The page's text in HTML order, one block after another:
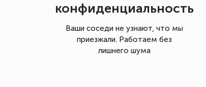
конфиденциальность
Ваши соседи не узнают, что мы
приезжали. Работаем без
лишнего шума